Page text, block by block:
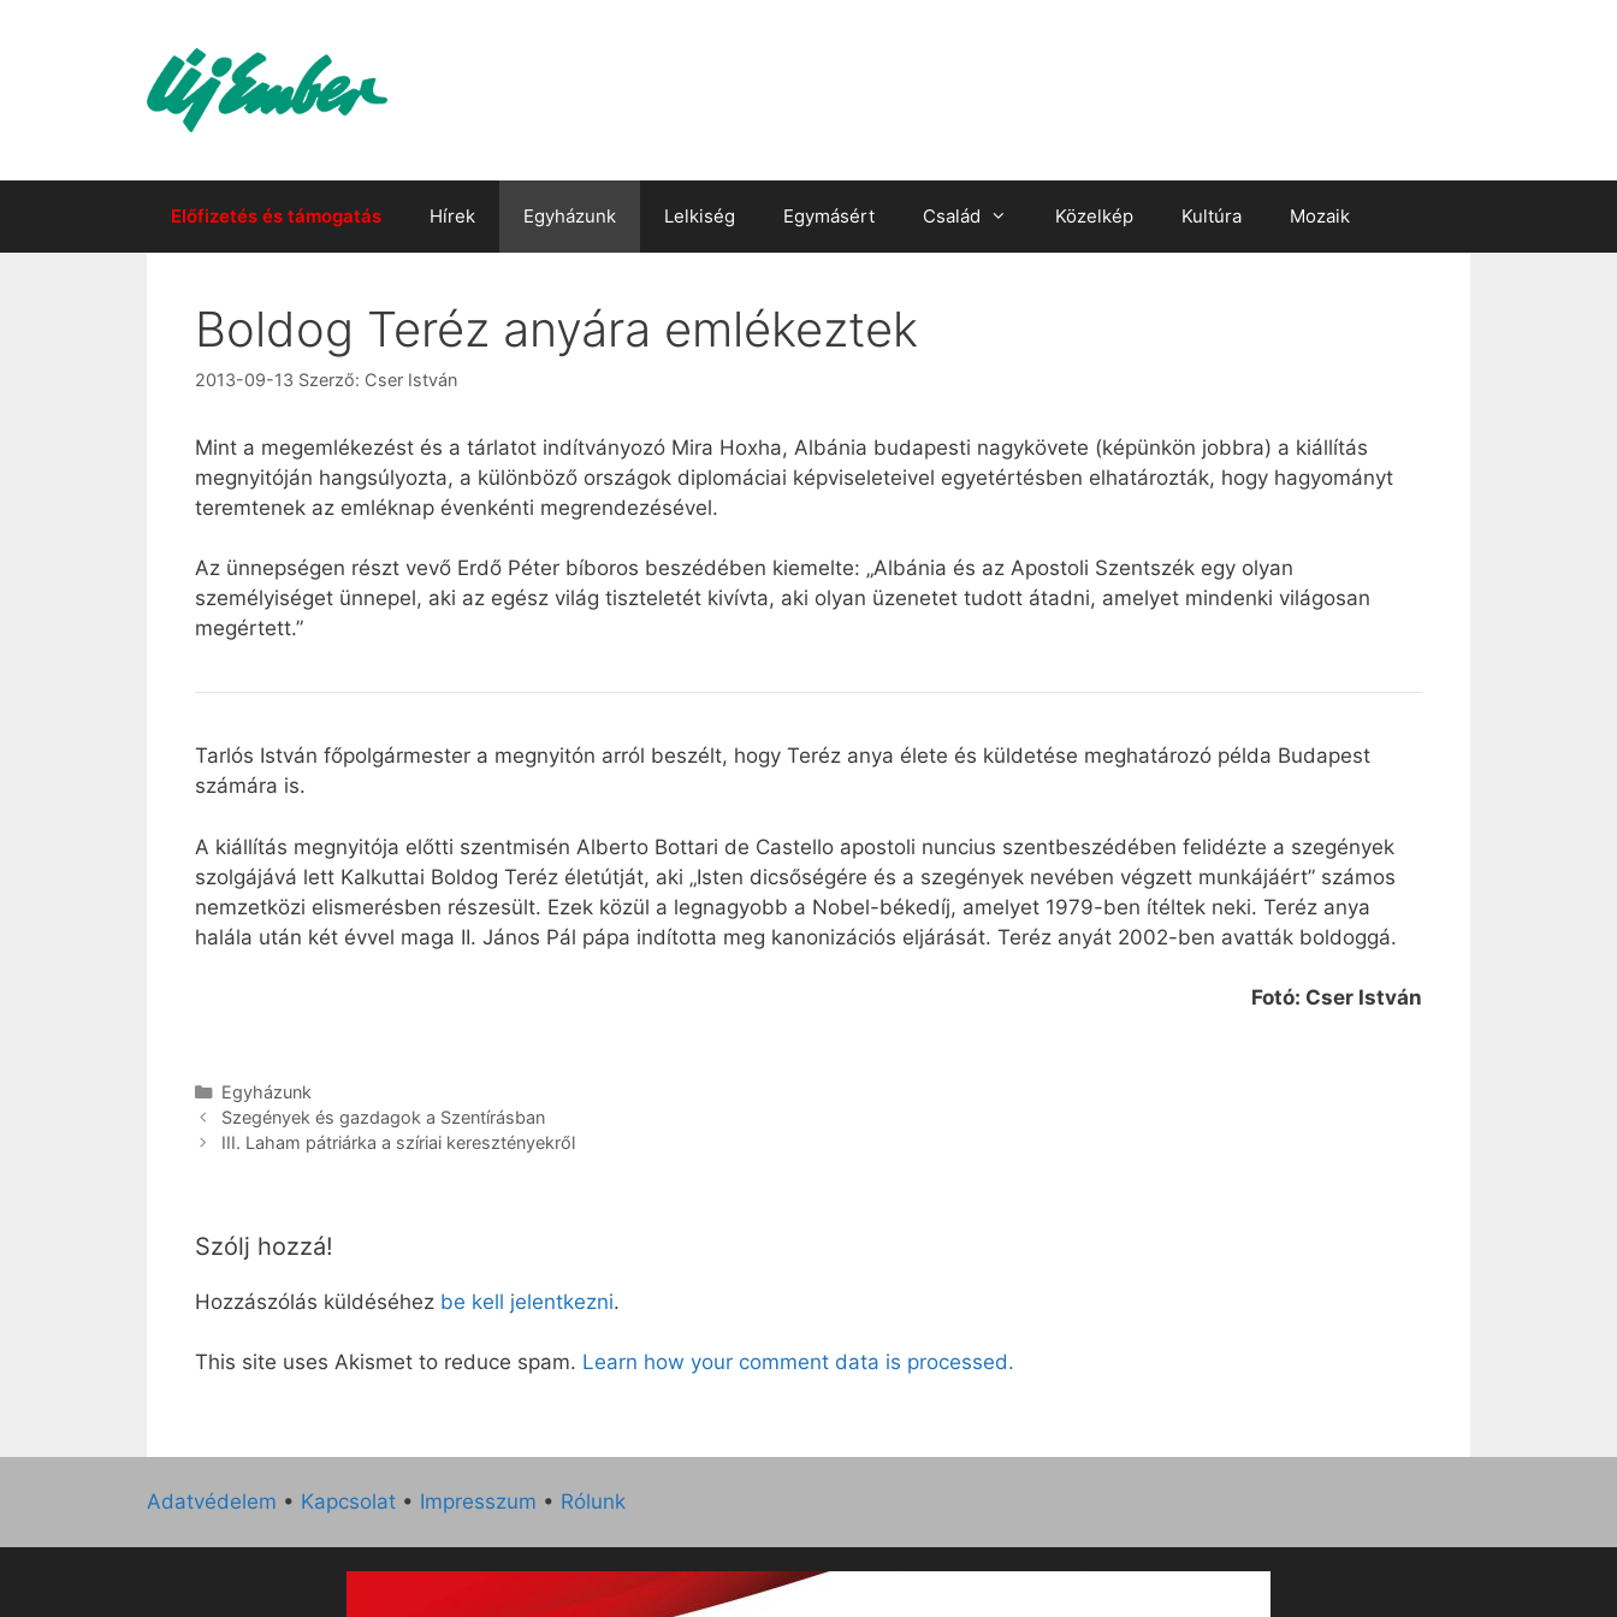
Előfizetés és támogatás Hírek Egyházunk Lelkiség Egymásért Család Közelkép Kultúra Mozaik
Boldog Teréz anyára emlékeztek
2013-09-13 Szerző: Cser István
Mint a megemlékezést és a tárlatot indítványozó Mira Hoxha, Albánia budapesti nagykövete (képünkön jobbra) a kiállítás
megnyitóján hangsúlyozta, a különböző országok diplomáciai képviseleteivel egyetértésben elhatározták, hogy hagyományt
teremtenek az emléknap évenkénti megrendezésével.
Az ünnepségen részt vevő Erdő Péter bíboros beszédében kiemelte: „Albánia és az Apostoli Szentszék egy olyan
személyiséget ünnepel, aki az egész világ tiszteletét kivívta, aki olyan üzenetet tudott átadni, amelyet mindenki világosan
megértett.”
Tarlós István főpolgármester a megnyitón arról beszélt, hogy Teréz anya élete és küldetése meghatározó példa Budapest
számára is.
A kiállítás megnyitója előtti szentmisén Alberto Bottari de Castello apostoli nuncius szentbeszédében felidézte a szegények
szolgájává lett Kalkuttai Boldog Teréz életútját, aki „Isten dicsőségére és a szegények nevében végzett munkájáért” számos
nemzetközi elismerésben részesült. Ezek közül a legnagyobb a Nobel-békedíj, amelyet 1979-ben ítéltek neki. Teréz anya
halála után két évvel maga II. János Pál pápa indította meg kanonizációs eljárását. Teréz anyát 2002-ben avatták boldoggá.
Fotó: Cser István
Kategória
Egyházunk
Szegények és gazdagok a Szentírásban
III. Laham pátriárka a szíriai keresztényekről
Szólj hozzá!
Hozzászólás küldéséhez be kell jelentkezni.
This site uses Akismet to reduce spam. Learn how your comment data is processed.
Adatvédelem • Kapcsolat • Impresszum • Rólunk